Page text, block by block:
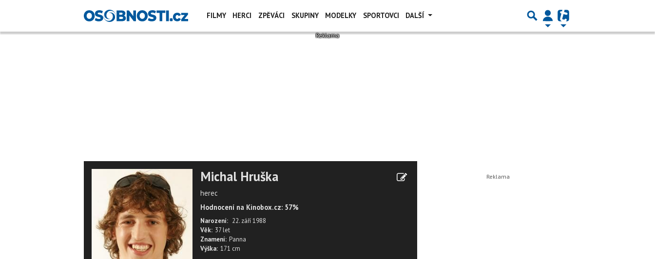
FILMY HERCI ZPĚVÁCI SKUPINY MODELKY SPORTOVCI DALŠÍ
Michal Hruška
herec
Hodnocení na Kinobox.cz: 57%
Narození: 22. září 1988
Věk: 37 let
Znamení: Panna
Výška: 171 cm